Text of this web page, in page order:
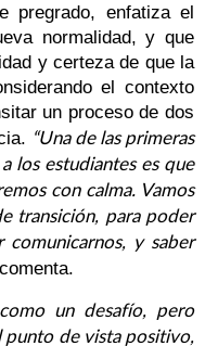
pregrado, enfatiza el
normalidad, y que
y certeza de que la
el contexto
un proceso de dos
“Una de las primeras
los estudiantes es que
con calma. Vamos
transición, para poder
comunicarnos, y saber
un desafío, pero
punto de vista positivo,